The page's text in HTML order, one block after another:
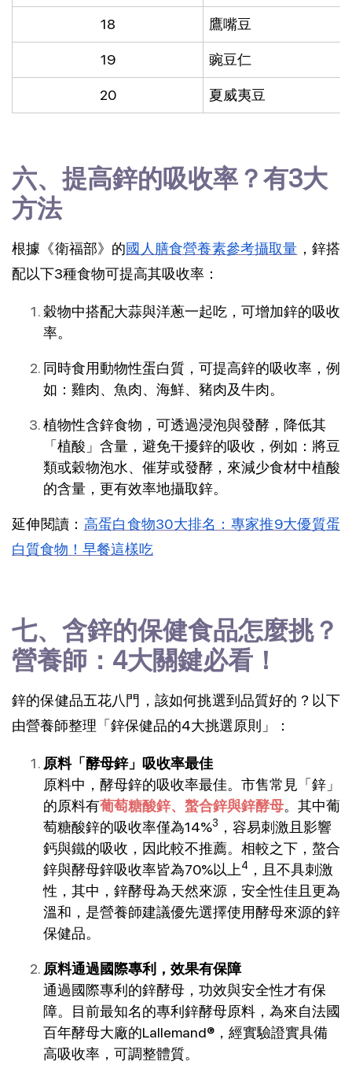
18 鷹嘴豆
19 豌豆仁
20 夏威夷豆
六、提高鋅的吸收率？有3大
方法
根據《衛福部》的國人膳食營養素參考攝取量 ，鋅搭
配以下3種食物可提高其吸收率：
穀物中搭配大蒜與洋蔥一起吃，可增加鋅的吸收
率。
同時食用動物性蛋白質，可提高鋅的吸收率，例
如：雞肉、魚肉、海鮮、豬肉及牛肉。
植物性含鋅食物，可透過浸泡與發酵，降低其
「植酸」含量，避免干擾鋅的吸收，例如：將豆
類或穀物泡水、催芽或發酵，來減少食材中植酸
的含量，更有效率地攝取鋅。
延伸閱讀： 高蛋白食物30大排名：專家推9大優質蛋
白質食物！早餐這樣吃
七、含鋅的保健食品怎麼挑？
營養師：4大關鍵必看！
鋅的保健品五花八門，該如何挑選到品質好的？以下
由營養師整理「鋅保健品的4大挑選原則」：
原料「酵母鋅」吸收率最佳
原料中，酵母鋅的吸收率最佳。市售常見「鋅」
的原料有葡萄糖酸鋅、螯合鋅與鋅酵母。其中葡
萄糖酸鋅的吸收率僅為14%3 ，容易刺激且影響
鈣與鐵的吸收，因此較不推薦。相較之下，螯合
鋅與酵母鋅吸收率皆為70%以上4 ，且不具刺激
性，其中，鋅酵母為天然來源，安全性佳且更為
溫和，是營養師建議優先選擇使用酵母來源的鋅
保健品。
原料通過國際專利，效果有保障
通過國際專利的鋅酵母，功效與安全性才有保
障。目前最知名的專利鋅酵母原料，為來自法國
百年酵母大廠的Lallemand®，經實驗證實具備
高吸收率，可調整體質。